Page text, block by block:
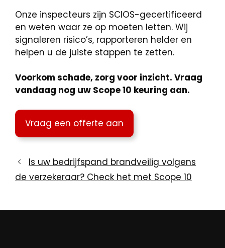
Onze inspecteurs zijn SCIOS-gecertificeerd
en weten waar ze op moeten letten. Wij
signaleren risico’s, rapporteren helder en
helpen u de juiste stappen te zetten.
Voorkom schade, zorg voor inzicht. Vraag
vandaag nog uw Scope 10 keuring aan.
Vraag een offerte aan
Is uw bedrijfspand brandveilig volgens
de verzekeraar? Check het met Scope 10